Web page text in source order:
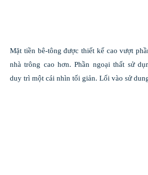
Mặt tiền bê-tông được thiết kế cao vượt
nhà trông cao hơn. Phần ngoại thất sử
duy trì một cái nhìn tối giản. Lối vào sử